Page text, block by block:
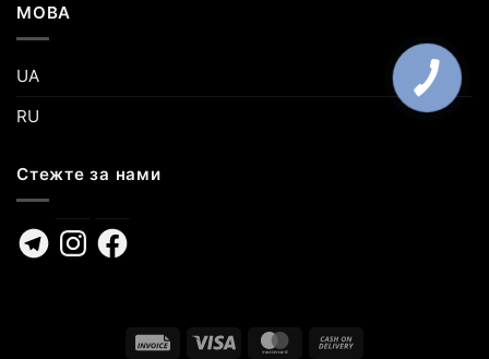
МОВА
UA
RU
Стежте за нами
TelegramInstagramFacebook
Invoice Visa MasterCard